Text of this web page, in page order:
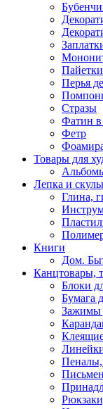
Пайетки
Перья
Стразы
Фатин в
Фетр
Товары для
Лепка и
Глина,
Книги
Дом.
Канцтовары,
Блоки
Бумага
Зажимы
Пеналы,